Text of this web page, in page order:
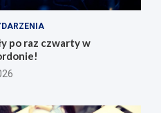
po raz czwarty w